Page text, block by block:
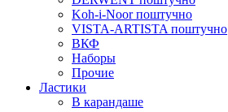
Koh-i-Noor поштучно
VISTA-ARTISTA поштучно
ВКФ
Наборы
Прочие
Ластики
В карандаше